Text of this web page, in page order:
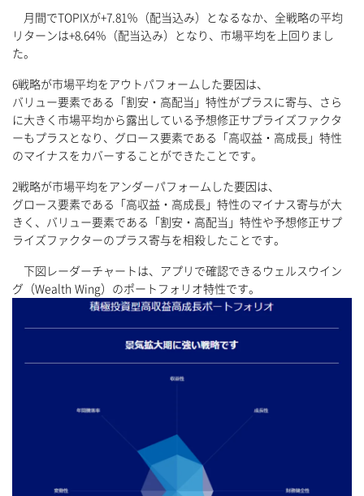
月間でTOPIXが+7.81％（配当込み）となるなか、全戦略の平均
リターンは+8.64％（配当込み）となり、市場平均を上回りまし
た。
6戦略が市場平均をアウトパフォームした要因は、
バリュー要素である「割安・高配当」特性がプラスに寄与、さら
に大きく市場平均から露出している予想修正サプライズファクタ
ーもプラスとなり、グロース要素である「高収益・高成長」特性
のマイナスをカバーすることができたことです。
2戦略が市場平均をアンダーパフォームした要因は、
グロース要素である「高収益・高成長」特性のマイナス寄与が大
きく、バリュー要素である「割安・高配当」特性や予想修正サプ
ライズファクターのプラス寄与を相殺したことです。
下図レーダーチャートは、アプリで確認できるウェルスウイン
グ（Wealth Wing）のポートフォリオ特性です。